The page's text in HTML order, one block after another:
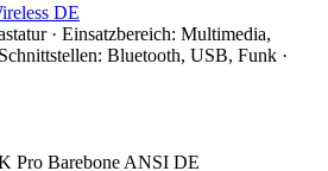
DE
· Einsatzbereich: Multimedia,
Bluetooth, USB, Funk ·